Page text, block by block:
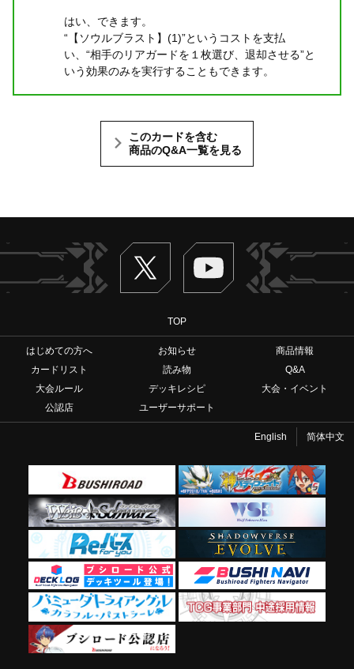
はい、できます。
“【ソウルブラスト】(1)”というコストを支払
い、“相手のリアガードを１枚選び、退却させる”と
いう効果のみを実行することもできます。
このカードを含む
商品のQ&A一覧を見る
Twitter ヴァンガードch
TOP
はじめての方へ お知らせ
商品情報
カードリスト
読み物
Q&A
大会ルール
デッキレシピ
大会・イベント
公認店
ユーザーサポート
English 简体中文